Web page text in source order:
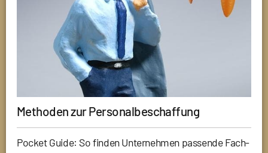
Methoden zur Personalbeschaffung
Pocket Guide: So finden Unternehmen passende Fach-